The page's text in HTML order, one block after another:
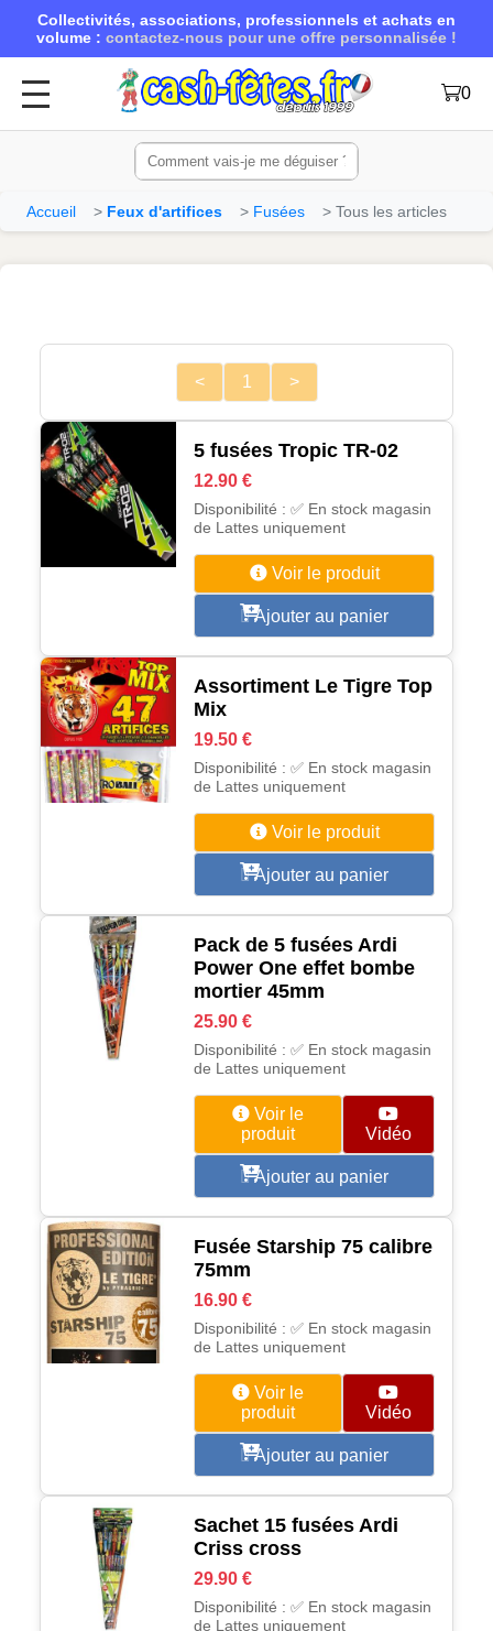
Collectivités, associations, professionnels et achats en
volume : contactez-nous pour une offre personnalisée !
0
Accueil Feux d'artifices Fusées Tous les articles
< 1 >
5 fusées Tropic TR-02
12.90 €
Disponibilité : ✅ En stock magasin
de Lattes uniquement
Voir le produit
Ajouter au panier
Assortiment Le Tigre Top
Mix
19.50 €
Disponibilité : ✅ En stock magasin
de Lattes uniquement
Voir le produit
Ajouter au panier
Pack de 5 fusées Ardi
Power One effet bombe
mortier 45mm
25.90 €
Disponibilité : ✅ En stock magasin
de Lattes uniquement
Voir le
produit
Vidéo
Ajouter au panier
Fusée Starship 75 calibre
75mm
16.90 €
Disponibilité : ✅ En stock magasin
de Lattes uniquement
Voir le
produit
Vidéo
Ajouter au panier
Sachet 15 fusées Ardi
Criss cross
29.90 €
Disponibilité : ✅ En stock magasin
de Lattes uniquement